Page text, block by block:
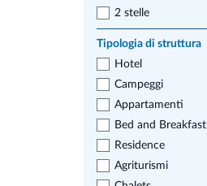
2 stelle
Tipologia di struttura
Hotel
Campeggi
Appartamenti
Bed and Breakfast
Residence
Agriturismi